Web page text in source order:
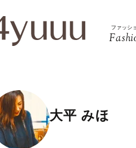
ファッシ
大平 みほ